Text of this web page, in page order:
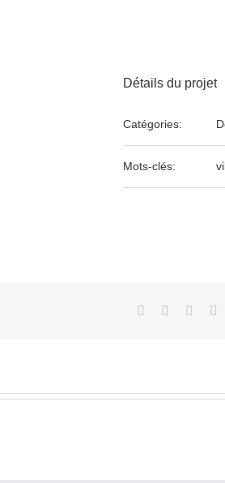
Détails du projet
Catégories:
Mots-clés:
Facebook
Twitter